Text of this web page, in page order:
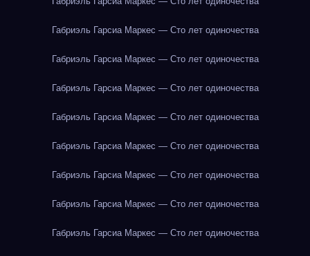
Габриэль Гарсиа Маркес — Сто лет одиночества
Габриэль Гарсиа Маркес — Сто лет одиночества
Габриэль Гарсиа Маркес — Сто лет одиночества
Габриэль Гарсиа Маркес — Сто лет одиночества
Габриэль Гарсиа Маркес — Сто лет одиночества
Габриэль Гарсиа Маркес — Сто лет одиночества
Габриэль Гарсиа Маркес — Сто лет одиночества
Габриэль Гарсиа Маркес — Сто лет одиночества